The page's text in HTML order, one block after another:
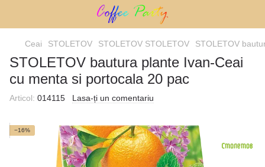
Ceai STOLETOV STOLETOV STOLETOV STOLETOV
STOLETOV bautura plante Ivan-Ceai
cu menta si portocala 20 pac
Articol: 014115 Lasa-ți un comentariu
−16%